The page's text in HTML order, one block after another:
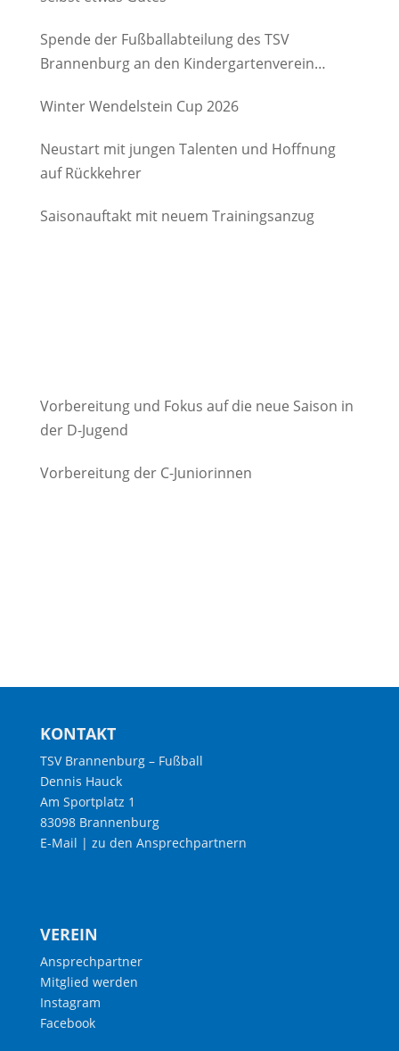
Spende der Fußballabteilung des TSV
Brannenburg an den Kindergartenverein
Winter Wendelstein Cup 2026
Neustart mit jungen Talenten und Hoffnung
auf Rückkehrer
Saisonauftakt mit neuem Trainingsanzug
Vorbereitung und Fokus auf die neue Saison in
der D-Jugend
Vorbereitung der C-Juniorinnen
KONTAKT
TSV Brannenburg – Fußball
Dennis Hauck
Am Sportplatz 1
83098 Brannenburg
E-Mail | zu den Ansprechpartnern
VEREIN
Ansprechpartner
Mitglied werden
Instagram
Facebook